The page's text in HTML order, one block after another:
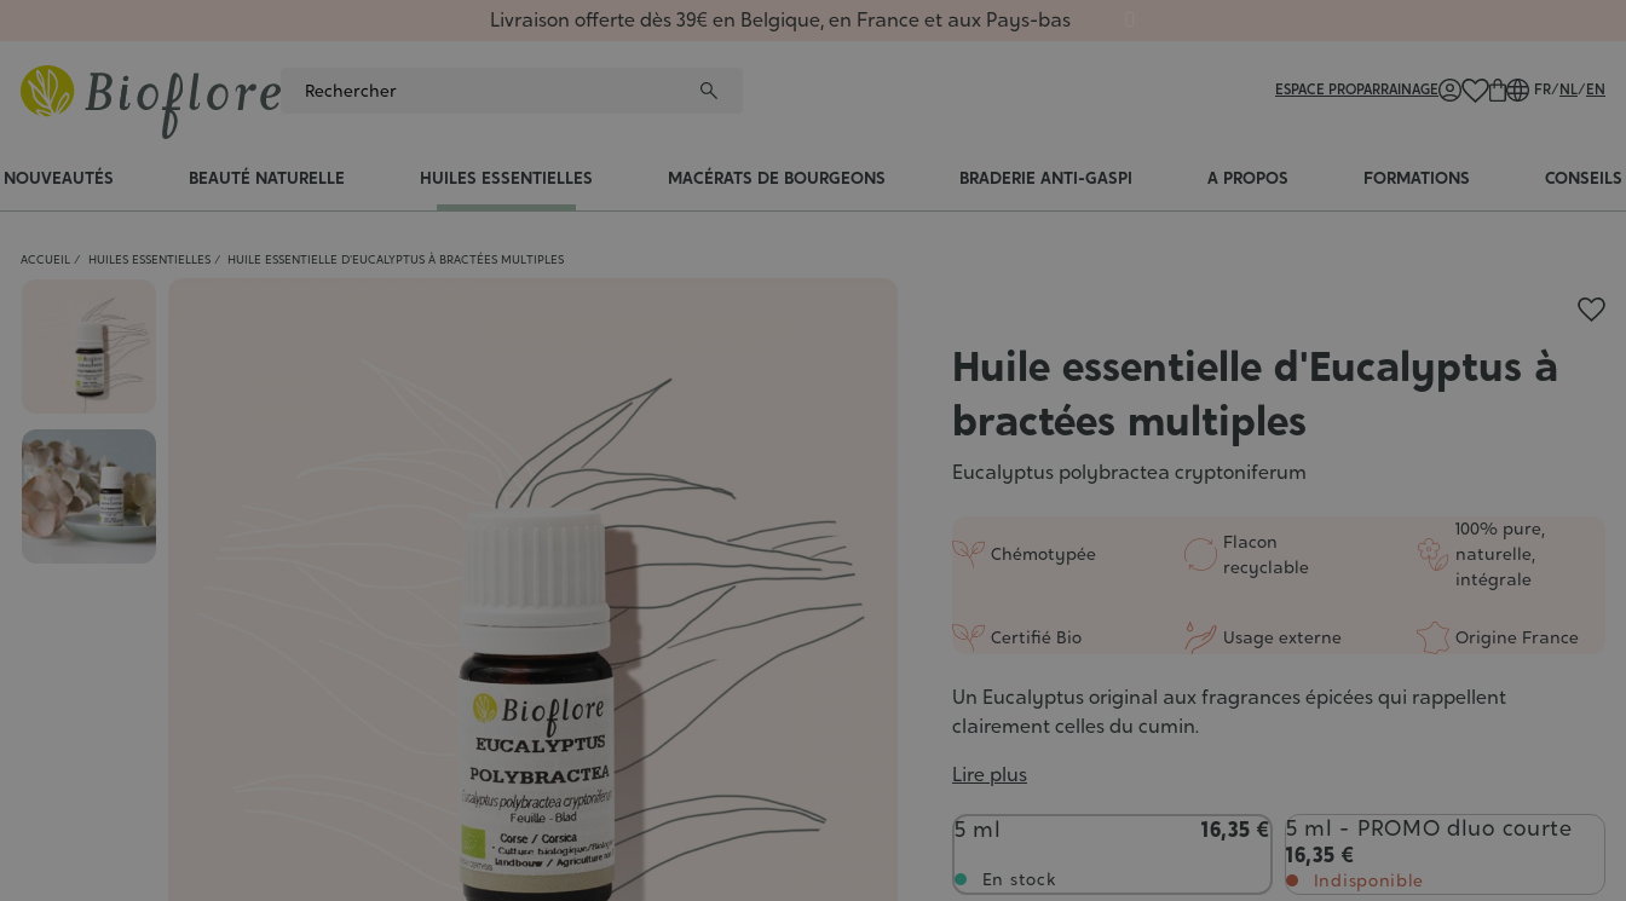
Livraison offerte dès 39€ en Belgique, en France et aux Pays-bas
ESPACE PROPARRAINAGE FR/NL/EN
NOUVEAUTÉS BEAUTÉ NATURELLE HUILES ESSENTIELLES MACÉRATS DE BOURGEONS BRADERIE ANTI-GASPI A PROPOS FORMATIONS CONSEILS
ACCUEIL HUILES ESSENTIELLES HUILE ESSENTIELLE D'EUCALYPTUS À BRACTÉES MULTIPLES
Huile essentielle d'Eucalyptus à
bractées multiples
Eucalyptus polybractea cryptoniferum
Chémotypée
Flacon
recyclable
100% pure,
naturelle,
intégrale
Certifié Bio Usage externe Origine France
Un Eucalyptus original aux fragrances épicées qui rappellent
clairement celles du cumin.
Lire plus
Contenance
5 ml 16,35 €
En stock
5 ml - PROMO dluo courte
16,35 €
Indisponible